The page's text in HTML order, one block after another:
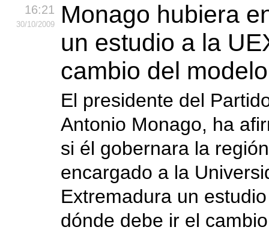
16:21
30/10/2009
Monago hubiera
un estudio a la
cambio del
El presidente del
Antonio Monago, ha
si él gobernara la
encargado a la
Extremadura un
dónde debe ir el